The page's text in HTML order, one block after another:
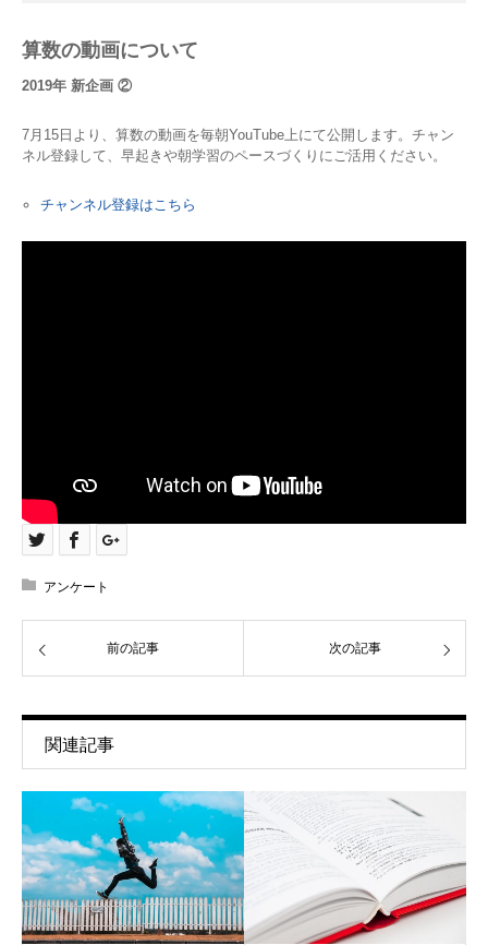
算数の動画について
2019年 新企画 ②
7月15日より、算数の動画を毎朝YouTube上にて公開します。チャン
ネル登録して、早起きや朝学習のペースづくりにご活用ください。
チャンネル登録はこちら
アンケート
前の記事 次の記事
関連記事